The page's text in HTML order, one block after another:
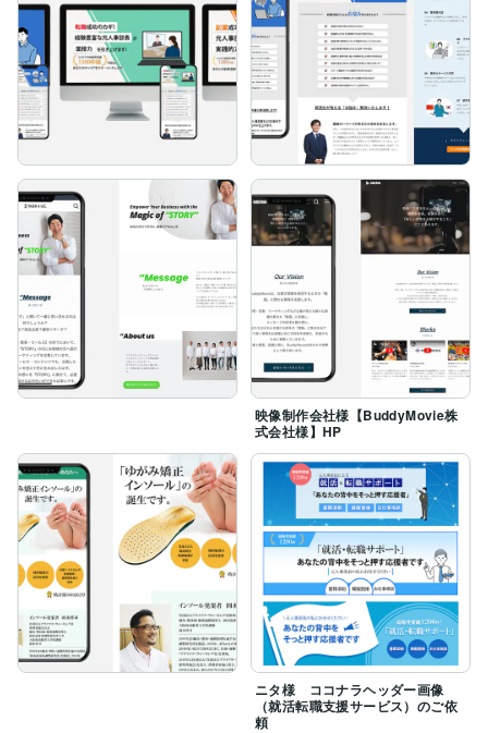
映像制作会社様【BuddyMovie株
式会社様】HP
ニタ様 ココナラヘッダー画像
（就活転職支援サービス）のご依
頼